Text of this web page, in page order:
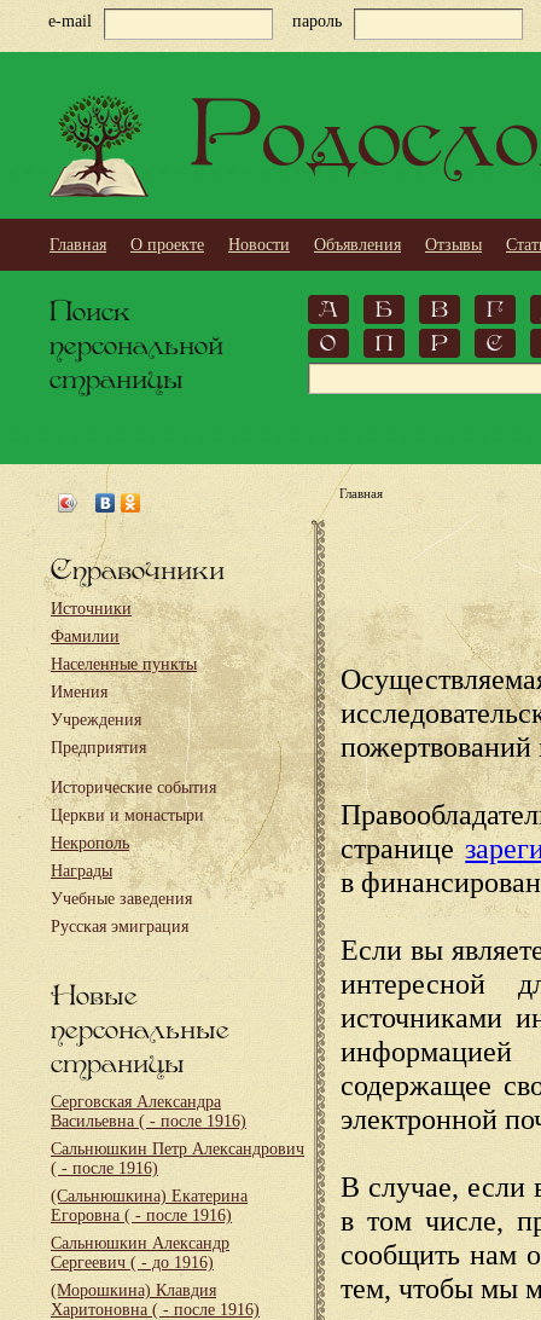
e-mail пароль
Главная О проекте Новости Объявления Отзывы
Поиск
персональной
страницы
А Б В
Г
О
П Р С
Справочники
Источники
Фамилии
Населенные пункты
Имения
Учреждения
Предприятия
Исторические события
Церкви и монастыри
Некрополь
Награды
Учебные заведения
Русская эмиграция
Новые
персональные
страницы
Серговская Александра
Васильевна ( - после 1916)
Сальнюшкин Петр Александрович
( - после 1916)
(Сальнюшкина) Екатерина
Егоровна ( - после 1916)
Сальнюшкин Александр
Сергеевич ( - до 1916)
(Морошкина) Клавдия
Харитоновна ( - после 1916)
Главная
пожертвований
странице
в
Если вы
интересной
источниками
содержащее
электронной
В случае, если
в том числе,
сообщить нам
тем, чтобы мы